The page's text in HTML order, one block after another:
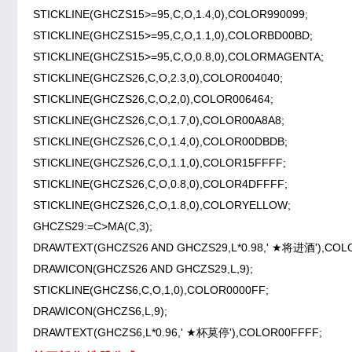
STICKLINE(GHCZS15>=95,C,O,1.4,0),COLOR990099;
STICKLINE(GHCZS15>=95,C,O,1.1,0),COLORBD00BD;
STICKLINE(GHCZS15>=95,C,O,0.8,0),COLORMAGENTA;
STICKLINE(GHCZS26,C,O,2.3,0),COLOR004040;
STICKLINE(GHCZS26,C,O,2,0),COLOR006464;
STICKLINE(GHCZS26,C,O,1.7,0),COLOR00A8A8;
STICKLINE(GHCZS26,C,O,1.4,0),COLOR00DBDB;
STICKLINE(GHCZS26,C,O,1.1,0),COLOR15FFFF;
STICKLINE(GHCZS26,C,O,0.8,0),COLOR4DFFFF;
STICKLINE(GHCZS26,C,O,1.8,0),COLORYELLOW;
GHCZS29:=C>MA(C,3);
DRAWTEXT(GHCZS26 AND GHCZS29,L*0.98,' ★将进酒
DRAWICON(GHCZS26 AND GHCZS29,L,9);
STICKLINE(GHCZS6,C,O,1,0),COLOR0000FF;
DRAWICON(GHCZS6,L,9);
DRAWTEXT(GHCZS6,L*0.96,' ★杯莫停'),COLOR00FFFF;